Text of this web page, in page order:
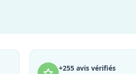
+255 avis vérifiés